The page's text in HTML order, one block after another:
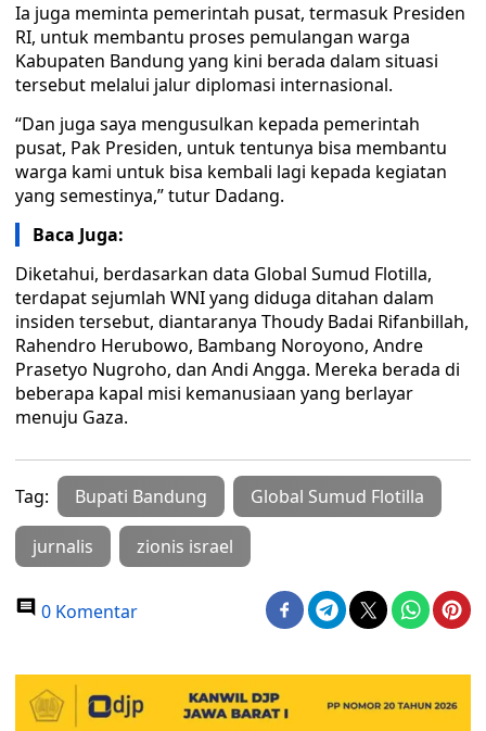
Ia juga meminta pemerintah pusat, termasuk Presiden
RI, untuk membantu proses pemulangan warga
Kabupaten Bandung yang kini berada dalam situasi
tersebut melalui jalur diplomasi internasional.
“Dan juga saya mengusulkan kepada pemerintah
pusat, Pak Presiden, untuk tentunya bisa membantu
warga kami untuk bisa kembali lagi kepada kegiatan
yang semestinya,” tutur Dadang.
Baca Juga:
Diketahui, berdasarkan data Global Sumud Flotilla,
terdapat sejumlah WNI yang diduga ditahan dalam
insiden tersebut, diantaranya Thoudy Badai Rifanbillah,
Rahendro Herubowo, Bambang Noroyono, Andre
Prasetyo Nugroho, dan Andi Angga. Mereka berada di
beberapa kapal misi kemanusiaan yang berlayar
menuju Gaza.
Tag: Bupati Bandung Global Sumud Flotilla
jurnalis zionis israel
0 Komentar